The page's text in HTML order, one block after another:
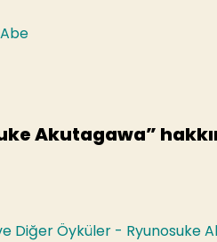
Akutagawa”
Diğer Öyküler - Ryunosuke